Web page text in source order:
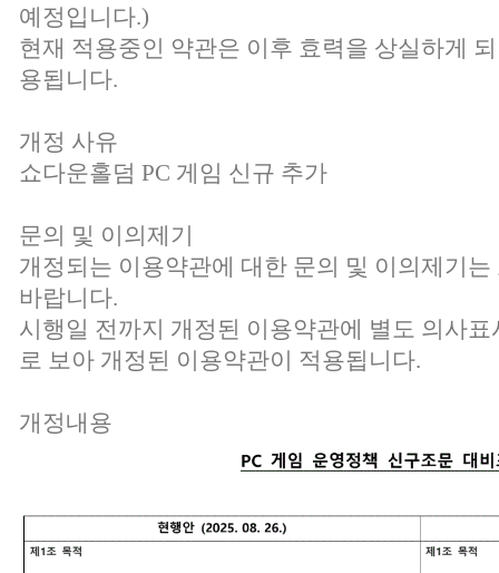
예정입니다.)
현재 적용중인 약관은 이후 효력을 상실하게
용됩니다.
개정 사유
쇼다운홀덤 PC 게임 신규 추가
문의 및 이의제기
개정되는 이용약관에 대한 문의 및 이의제기
바랍니다.
시행일 전까지 개정된 이용약관에 별도 의사
로 보아 개정된 이용약관이 적용됩니다.
개정내용